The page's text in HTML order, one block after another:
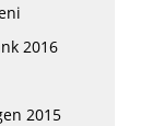
2016
2015